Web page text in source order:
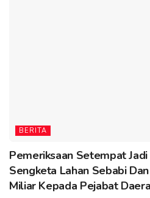
BERITA
Pemeriksaan Setempat
Sengketa Lahan Sebabi
Miliar Kepada Pejabat